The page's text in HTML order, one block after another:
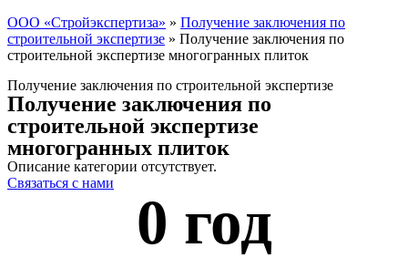
ООО «Стройэкспертиза» » Получение заключения по
строительной экспертизе » Получение заключения по
строительной экспертизе многогранных плиток
Получение заключения по строительной экспертизе
Получение заключения по
строительной экспертизе
многогранных плиток
Описание категории отсутствует.
Связаться с нами
0 год